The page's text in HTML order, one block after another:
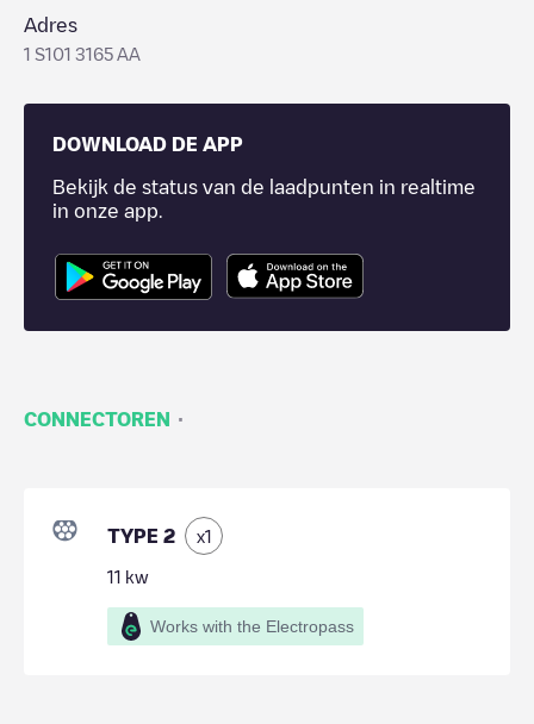
Adres
1 S101 3165 AA
DOWNLOAD DE APP
Bekijk de status van de laadpunten in realtime
in onze app.
CONNECTOREN ·
TYPE 2 x1
11 kw
Works with the Electropass